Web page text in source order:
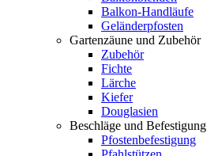
Balkon-Handläufe
Geländerpfosten
Gartenzäune und Zubehör
Zubehör
Fichte
Lärche
Kiefer
Douglasien
Beschläge und Befestigung
Pfostenbefestigung